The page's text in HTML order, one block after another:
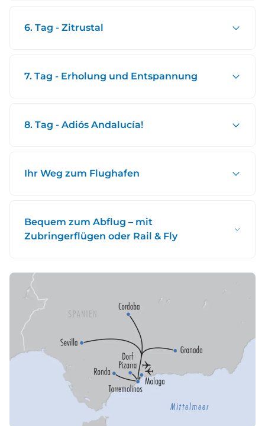
6. Tag - Zitrustal
7. Tag - Erholung und Entspannung
8. Tag - Adiós Andalucía!
Ihr Weg zum Flughafen
Bequem zum Abflug – mit
Zubringerflügen oder Rail & Fly